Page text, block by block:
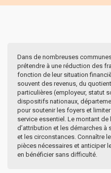
Dans de nombreuses
prétendre à une réduction des
fonction de leur situation
souvent des revenus, du
particulières (employeur, statut
dispositifs nationaux,
pour soutenir les foyers et
service essentiel. Le montant
d’attribution et les démarches à
et les circonstances. Connaître
pièces nécessaires et anticiper
en bénéficier sans difficulté.